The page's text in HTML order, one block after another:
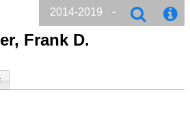
2014-2019
Frank D.